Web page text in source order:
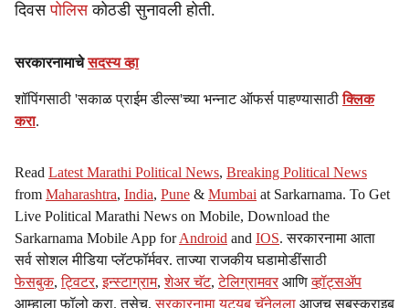
दिवसपोलिसकोठडी सुनावली होती.
सरकारनामाचेसदस्य व्हा
शॉपिंगसाठी 'सकाळ प्राईम डील्स'च्या भन्नाट ऑफर्स पाहण्यासाठीक्लिक
करा.
Read Latest Marathi Political News, Breaking Political News
from Maharashtra, India, Pune & Mumbai at Sarkarnama. To Get
Live Political Marathi News on Mobile, Download the
Sarkarnama Mobile App forAndroid and IOS. सरकारनामा आता
सर्व सोशल मीडिया प्लॅटफॉर्मवर. ताज्या राजकीय घडामोडींसाठी
फेसबुक,ट्विटर,इन्स्टाग्राम,शेअर चॅट,टेलिग्रामवर आणिव्हॉट्सॲप
आम्हाला फॉलो करा. तसेच,सरकारनामा यूट्यूब चॅनेलला आजच सबस्क्राइब